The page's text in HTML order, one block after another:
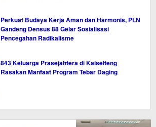
Perkuat Budaya Kerja Aman dan Harmonis, PLN
Gandeng Densus 88 Gelar Sosialisasi
Pencegahan Radikalisme
843 Keluarga Prasejahtera di Kalselteng
Rasakan Manfaat Program Tebar Daging